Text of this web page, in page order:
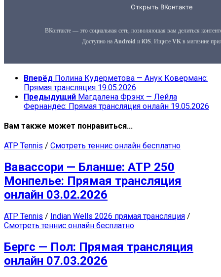
Вперёд Полина Кудерметова — Анук Коверманс:
Прямая трансляция 19.05.2026
Предыдущий Магдалена Фрэнх — Лейла
Фернандес: Прямая трансляция онлайн 19.05.2026
Вам также может понравиться...
ATP Tennis / Смотреть теннис онлайн бесплатно
Вавассори — Бланше: ATP 250
Монпелье: Прямая трансляция
онлайн 03.02.2026
ATP Tennis / Indian Wells 2026 прямая трансляция /
Смотреть теннис онлайн бесплатно
Бергс — Пол: Прямая трансляция
онлайн 07.03.2026